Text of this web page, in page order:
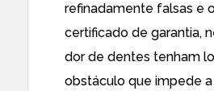
refinadamente falsas e
certificado de garantia,
dor de dentes tenham
obstáculo que impede